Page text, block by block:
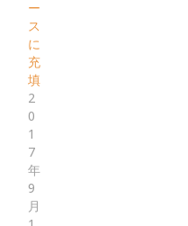
ー
ス
に
充
填
2
0
1
7
年
9
月